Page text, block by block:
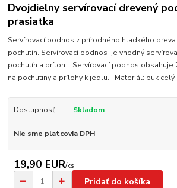
Dvojdielny servírovací drevený
prasiatka
Servírovací podnos z prírodného hladkého
pochutín. Servírovací podnos je vhodný
pochutín a príloh. Servírovací podnos
na pochutiny a prílohy k jedlu. Materiál: buk celý
Dostupnosť Skladom
Nie sme platcovia DPH
19,90 EUR/ks
Pridať do košíka